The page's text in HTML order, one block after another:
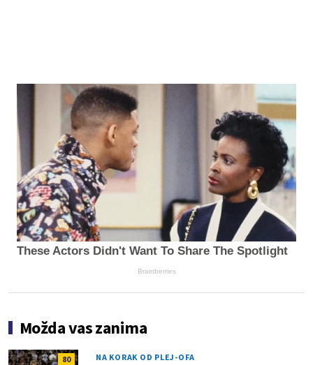
These Actors Didn't Want To Share The Spotlight
Brainberries
Možda vas zanima
80 NA KORAK OD PLEJ-OFA